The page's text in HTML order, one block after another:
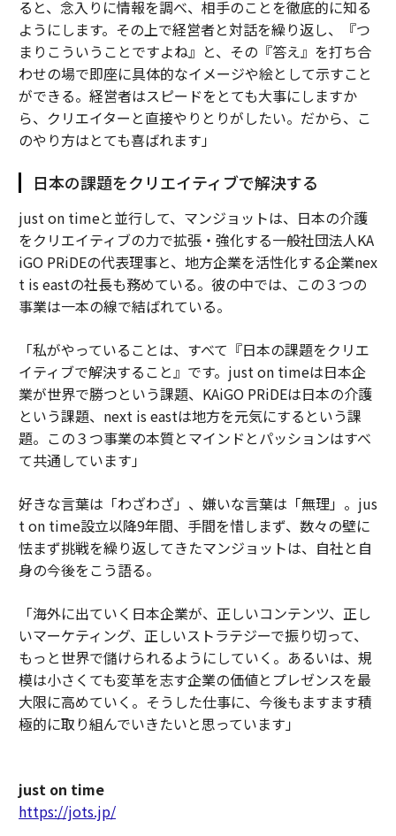
ると、念入りに情報を調べ、相手のことを徹底的に知る
ようにします。その上で経営者と対話を繰り返し、『つ
まりこういうことですよね』と、その『答え』を打ち合
わせの場で即座に具体的なイメージや絵として示すこと
ができる。経営者はスピードをとても大事にしますか
ら、クリエイターと直接やりとりがしたい。だから、こ
のやり方はとても喜ばれます」
日本の課題をクリエイティブで解決する
just on timeと並行して、マンジョットは、日本の介護
をクリエイティブの力で拡張・強化する一般社団法人KA
iGO PRiDEの代表理事と、地方企業を活性化する企業nex
t is eastの社長も務めている。彼の中では、この３つの
事業は一本の線で結ばれている。
「私がやっていることは、すべて『日本の課題をクリエ
イティブで解決すること』です。just on timeは日本企
業が世界で勝つという課題、KAiGO PRiDEは日本の介護
という課題、next is eastは地方を元気にするという課
題。この３つ事業の本質とマインドとパッションはすべ
て共通しています」
好きな言葉は「わざわざ」、嫌いな言葉は「無理」。jus
t on time設立以降9年間、手間を惜しまず、数々の壁に
怯まず挑戦を繰り返してきたマンジョットは、自社と自
身の今後をこう語る。
「海外に出ていく日本企業が、正しいコンテンツ、正し
いマーケティング、正しいストラテジーで振り切って、
もっと世界で儲けられるようにしていく。あるいは、規
模は小さくても変革を志す企業の価値とプレゼンスを最
大限に高めていく。そうした仕事に、今後もますます積
極的に取り組んでいきたいと思っています」
just on time
https://jots.jp/